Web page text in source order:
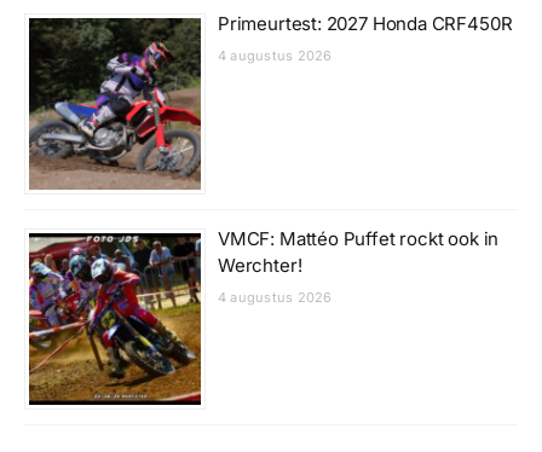
Primeurtest: 2027 Honda CRF450R
4 augustus 2026
VMCF: Mattéo Puffet rockt ook in
Werchter!
4 augustus 2026